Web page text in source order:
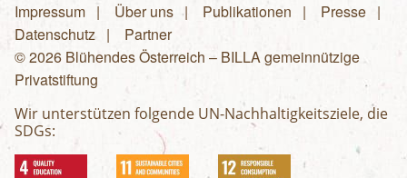
Fußzeilenmenü
Impressum Über uns Publikationen
Presse
Datenschutz
Partner
© 2026 Blühendes Österreich – BILLA gemeinnützige
Privatstiftung
Wir unterstützen folgende UN-Nachhaltigkeitsziele, die
SDGs: